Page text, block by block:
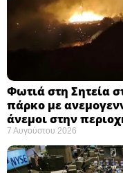
Φωτιά στη Σητεία
πάρκο με
άνεμοι στην
7 Αυγούστου 2026